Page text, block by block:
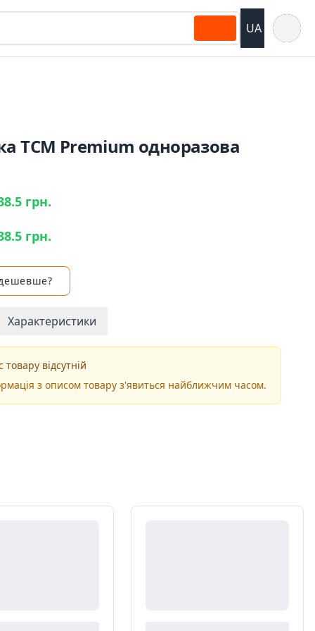
UA
ТСМ Premium одноразова
грн.
грн.
Характеристики
товару відсутній
з описом товару з'явиться найближчим часом.